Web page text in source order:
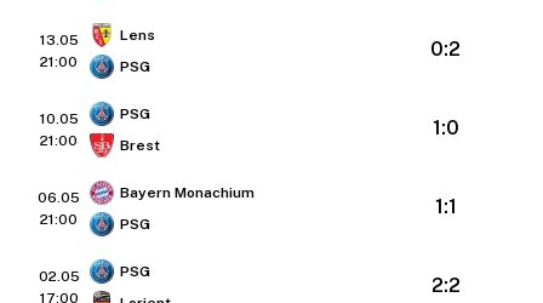
13.05
21:00
Lens
PSG
0:2
10.05
21:00
PSG
Brest
1:0
06.05
21:00
Bayern Monachium
PSG
1:1
02.05
17:00
PSG
2:2